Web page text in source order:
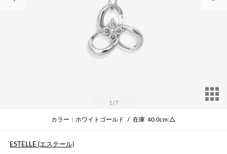
1 /7
カラー：ホワイトゴールド / 在庫 40.0cm:△
ESTELLE (エステール)